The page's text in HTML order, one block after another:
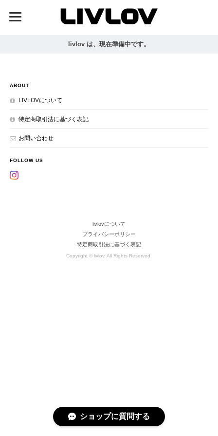
livlov は、現在準備中です。
ABOUT
LIVLOVについて
特定商取引法に基づく表記
お問い合わせ
FOLLOW US
livlovについて
プライバシーポリシー
特定商取引法に基づく表記
Copyright © livlov. All Rights Reserved.
ショップに質問する